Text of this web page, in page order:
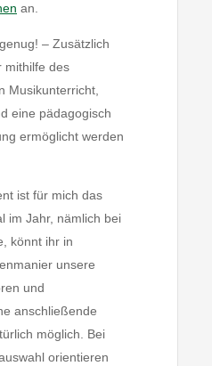
an.
– Zusätzlich
mithilfe des
Musikunterricht,
eine pädagogisch
ermöglicht werden
ist für mich das
im Jahr, nämlich bei
könnt ihr in
unsere
und
anschließende
möglich. Bei
orientieren